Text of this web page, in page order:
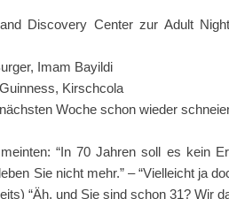
Discovery Center zur Adult
Imam Bayildi
Kirschcola
Woche schon wieder
“In 70 Jahren soll es kein
Sie nicht mehr.” – “Vielleicht ja
“Äh, und Sie sind schon 31? Wir